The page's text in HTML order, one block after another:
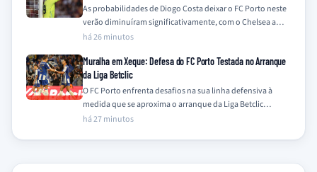
As probabilidades de Diogo Costa deixar o FC Porto neste
verão diminuíram significativamente, com o Chelsea a
descartar o interesse e outros…
há 26 minutos
Muralha em Xeque: Defesa do FC Porto Testada no Arranque
da Liga Betclic
O FC Porto enfrenta desafios na sua linha defensiva à
medida que se aproxima o arranque da Liga Betclic
2026/2027, com a…
há 27 minutos